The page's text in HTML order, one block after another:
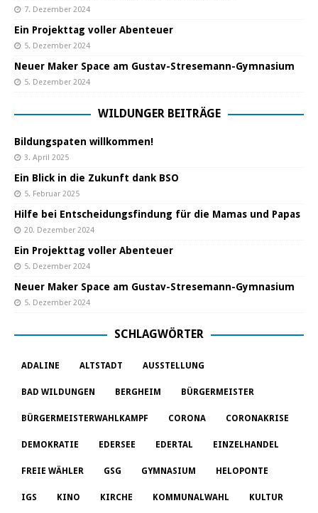
7. Dezember 2024
Ein Projekttag voller Abenteuer
5. Dezember 2024
Neuer Maker Space am Gustav-Stresemann-Gymnasium
5. Dezember 2024
WILDUNGER BEITRÄGE
Bildungspaten willkommen!
3. April 2025
Ein Blick in die Zukunft dank BSO
5. Februar 2025
Hilfe bei Entscheidungsfindung für die Mamas und Papas
20. Dezember 2024
Ein Projekttag voller Abenteuer
5. Dezember 2024
Neuer Maker Space am Gustav-Stresemann-Gymnasium
5. Dezember 2024
SCHLAGWÖRTER
ADALINE ALTSTADT AUSSTELLUNG
BAD WILDUNGEN BERGHEIM BÜRGERMEISTER
BÜRGERMEISTERWAHLKAMPF CORONA CORONAKRISE
DEMOKRATIE EDERSEE EDERTAL EINZELHANDEL
FREIE WÄHLER GSG GYMNASIUM HELOPONTE
IGS KINO KIRCHE KOMMUNALWAHL KULTUR